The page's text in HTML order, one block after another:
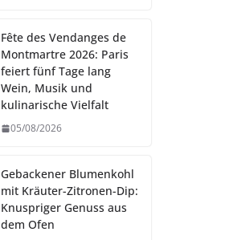
Fête des Vendanges de
Montmartre 2026: Paris
feiert fünf Tage lang
Wein, Musik und
kulinarische Vielfalt
05/08/2026
Gebackener Blumenkohl
mit Kräuter-Zitronen-Dip:
Knuspriger Genuss aus
dem Ofen